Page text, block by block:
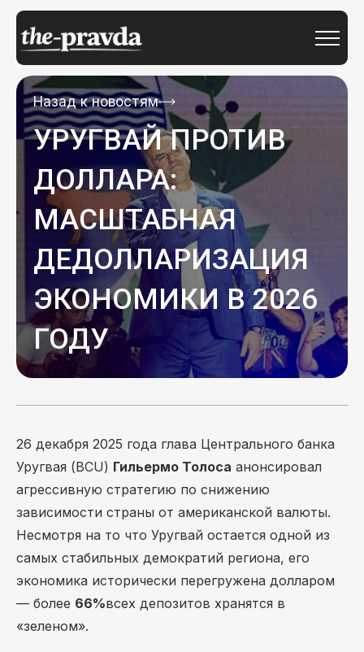
Назад к новостям
УРУГВАЙ ПРОТИВ
ДОЛЛАРА:
МАСШТАБНАЯ
ДЕДОЛЛАРИЗАЦИЯ
ЭКОНОМИКИ В 2026
ГОДУ
26 декабря 2025 года глава Центрального банка
Уругвая (BCU) Гильермо Толоса анонсировал
агрессивную стратегию по снижению
зависимости страны от американской валюты.
Несмотря на то что Уругвай остается одной из
самых стабильных демократий региона, его
экономика исторически перегружена долларом
— более 66%всех депозитов хранятся в
«зеленом».